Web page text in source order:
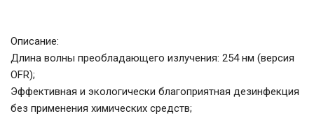
Описание:
Длина волны преобладающего излучения: 254 нм (версия
OFR);
Эффективная и экологически благоприятная дезинфекция
без применения химических средств;